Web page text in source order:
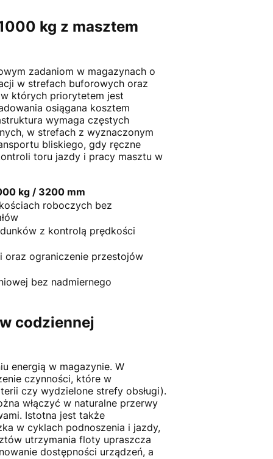
kg z masztem
zadaniom w magazynach o
w strefach buforowych oraz
w których priorytetem jest
osiągana kosztem
wymaga częstych
w strefach z wyznaczonym
bliskiego, gdy ręczne
toru jazdy i pracy masztu w
kg / 3200 mm
roboczych bez
z kontrolą prędkości
oraz ograniczenie przestojów
bez nadmiernego
codziennej
energią w magazynie. W
czynności, które w
czy wydzielone strefy obsługi).
włączyć w naturalne przerwy
Istotna jest także
w cyklach podnoszenia i jazdy,
utrzymania floty upraszcza
dostępności urządzeń, a